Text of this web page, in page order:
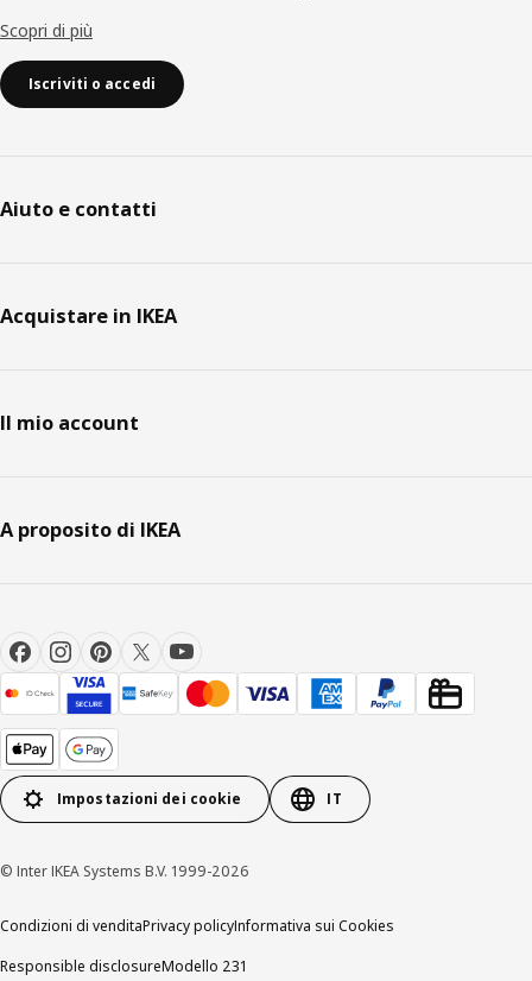
Scopri di più
Iscriviti o accedi
Aiuto e contatti
Acquistare in IKEA
Il mio account
A proposito di IKEA
Impostazioni dei cookie IT
© Inter IKEA Systems B.V. 1999-2026
Condizioni di venditaPrivacy policyInformativa sui Cookies
Responsible disclosureModello 231